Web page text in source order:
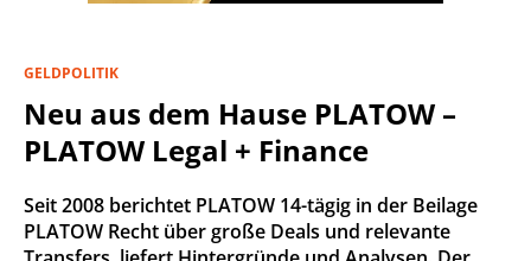
GELDPOLITIK
Neu aus dem Hause PLATOW –
PLATOW Legal + Finance
Seit 2008 berichtet PLATOW 14-tägig in der Beilage
PLATOW Recht über große Deals und relevante